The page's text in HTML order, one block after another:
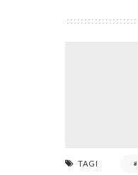
TAGI